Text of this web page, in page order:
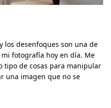
los desenfoques son una de
fotografía hoy en día. Me
tipo de cosas para manipular
una imagen que no se